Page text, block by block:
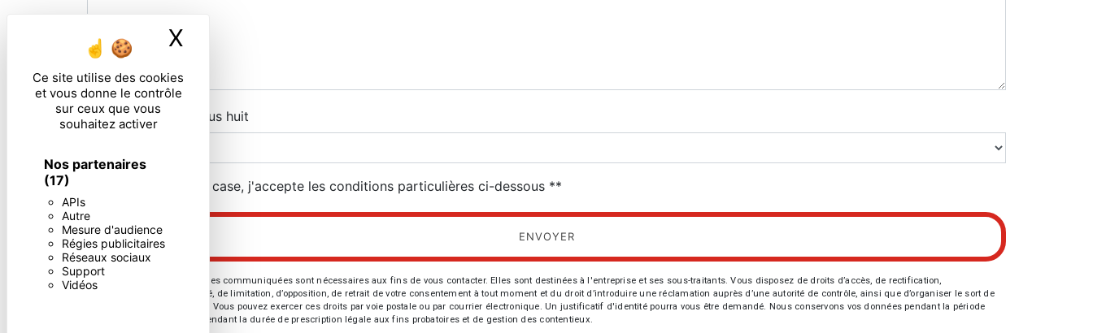
Ce site utilise des cookies
et vous donne le contrôle
sur ceux que vous
souhaitez activer
Nos partenaires
(17)
APIs
Autre
Mesure d'audience
Régies publicitaires
Réseaux sociaux
Support
Vidéos
X
Combien font six plus huit
En cochant cette case, j'accepte les conditions particulières ci-dessous **
ENVOYER
** Les données personnelles communiquées sont nécessaires aux fins de vous contacter. Elles sont destinées à l'entreprise et ses sous-traitants. Vous disposez de droits d’accès, de rectification,
d’effacement, de portabilité, de limitation, d’opposition, de retrait de votre consentement à tout moment et du droit d’introduire une réclamation auprès d’une autorité de contrôle, ainsi que d’organiser le sort de
vos données post-mortem. Vous pouvez exercer ces droits par voie postale ou par courrier électronique. Un justificatif d'identité pourra vous être demandé. Nous conservons vos données pendant la période
de prise de contact puis pendant la durée de prescription légale aux fins probatoires et de gestion des contentieux.